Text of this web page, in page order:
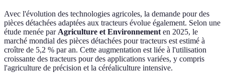
Avec l'évolution des technologies agricoles, la demande pour des
pièces détachées adaptées aux tracteurs évolue également. Selon une
étude menée parAgriculture et Environnementen 2025, le
marché mondial des pièces détachées pour tracteurs est estimé à
croître de 5,2 % par an. Cette augmentation est liée à l'utilisation
croissante des tracteurs pour des applications variées, y compris
l'agriculture de précision et la céréaliculture intensive.